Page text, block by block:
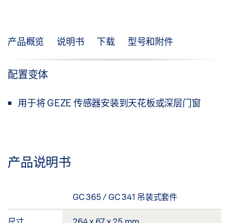
产品概览 说明书 下载 型号和附件
配置变体
用于将 GEZE 传感器安装到天花板或深层门窗
产品说明书
GC 365 / GC 341 吊装式套件